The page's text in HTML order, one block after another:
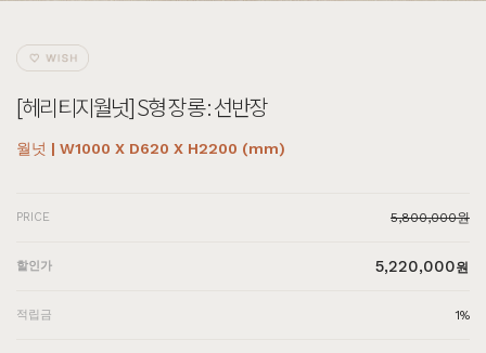
[헤리티지월넛] S형 장롱 : 선반장
월넛 | W1000 X D620 X H2200 (mm)
PRICE 5,800,000원
할인가 5,220,000원
적립금 1%